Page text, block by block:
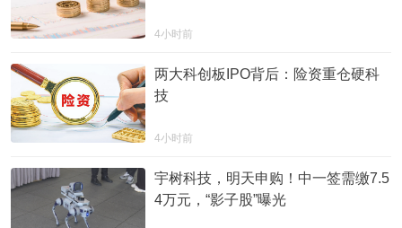
4小时前
两大科创板IPO背后：险资重仓硬科
技
4小时前
宇树科技，明天申购！中一签需缴7.5
4万元，“影子股”曝光